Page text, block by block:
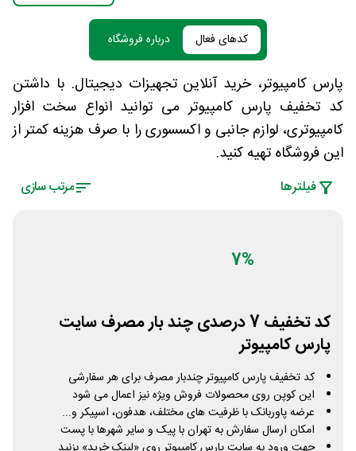
کدهای فعال درباره فروشگاه
پارس کامپیوتر، خرید آنلاین تجهیزات دیجیتال. با داشتن
کد تخفیف پارس کامپیوتر می توانید انواع سخت افزار
کامپیوتری، لوازم جانبی و اکسسوری را با صرف هزینه کمتر از
این فروشگاه تهیه کنید.
فیلتر‌ها مرتب سازی
7%
کد تخفیف 7 درصدی چند بار مصرف سایت
پارس کامپیوتر
کد تخفیف پارس کامپیوتر چندبار مصرف برای هر سفارشی
این کوپن روی محصولات فروش ویژه نیز اعمال می شود
عرضه پاوربانک با ظرفیت های مختلف، هدفون، اسپیکر و...
امکان ارسال سفارش به تهران با پیک و سایر شهرها با پست